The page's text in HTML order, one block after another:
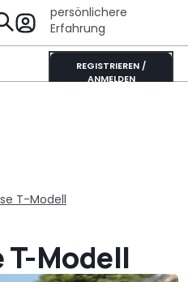
persönlichere
Erfahrung
REGISTRIEREN /
ANMELDEN
T-Modell
T-Modell